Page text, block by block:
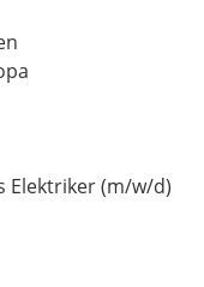
Elektriker (m/w/d)